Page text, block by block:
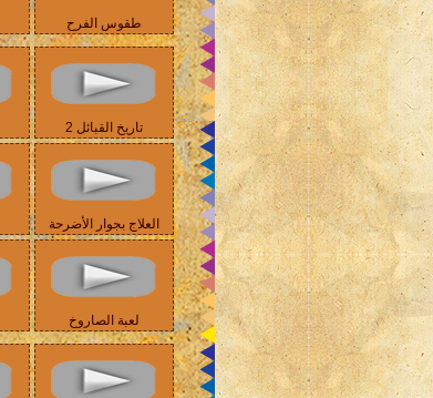
طقوس الفرح
تاريخ القبائل 2
العلاج بجوار الأضرحة
لعبة الصاروخ